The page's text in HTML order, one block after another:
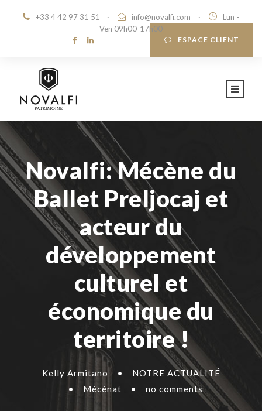
+33 4 42 97 31 51 · info@novalfi.com ·
Lun -
Ven 09h00-17h00
ESPACE CLIENT
Novalfi: Mécène du
Ballet Preljocaj et
acteur du
développement
culturel et
économique du
territoire !
Kelly Armitano •
NOTRE ACTUALITÉ
•
Mécénat • no comments